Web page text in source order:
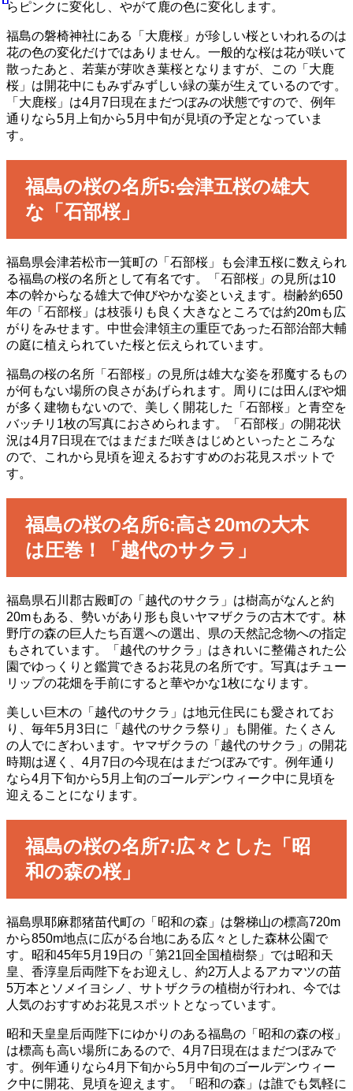
らピンクに変化し、やがて鹿の色に変化します。
福島の磐椅神社にある「大鹿桜」が珍しい桜といわれるのは
花の色の変化だけではありません。一般的な桜は花が咲いて
散ったあと、若葉が芽吹き葉桜となりますが、この「大鹿
桜」は開花中にもみずみずしい緑の葉が生えているのです。
「大鹿桜」は4月7日現在まだつぼみの状態ですので、例年
通りなら5月上旬から5月中旬が見頃の予定となっていま
す。
福島の桜の名所5:会津五桜の雄大
な「石部桜」
福島県会津若松市一箕町の「石部桜」も会津五桜に数えられ
る福島の桜の名所として有名です。「石部桜」の見所は10
本の幹からなる雄大で伸びやかな姿といえます。樹齢約650
年の「石部桜」は枝張りも良く大きなところでは約20mも広
がりをみせます。中世会津領主の重臣であった石部治部大輔
の庭に植えられていた桜と伝えられています。
福島の桜の名所「石部桜」の見所は雄大な姿を邪魔するもの
が何もない場所の良さがあげられます。周りには田んぼや畑
が多く建物もないので、美しく開花した「石部桜」と青空を
バッチリ1枚の写真におさめられます。「石部桜」の開花状
況は4月7日現在ではまだまだ咲きはじめといったところな
ので、これから見頃を迎えるおすすめのお花見スポットで
す。
福島の桜の名所6:高さ20mの大木
は圧巻！「越代のサクラ」
福島県石川郡古殿町の「越代のサクラ」は樹高がなんと約
20mもある、勢いがあり形も良いヤマザクラの古木です。林
野庁の森の巨人たち百選への選出、県の天然記念物への指定
もされています。「越代のサクラ」はきれいに整備された公
園でゆっくりと鑑賞できるお花見の名所です。写真はチュー
リップの花畑を手前にすると華やかな1枚になります。
美しい巨木の「越代のサクラ」は地元住民にも愛されてお
り、毎年5月3日に「越代のサクラ祭り」も開催。たくさん
の人でにぎわいます。ヤマザクラの「越代のサクラ」の開花
時期は遅く、4月7日の今現在はまだつぼみです。例年通り
なら4月下旬から5月上旬のゴールデンウィーク中に見頃を
迎えることになります。
福島の桜の名所7:広々とした「昭
和の森の桜」
福島県耶麻郡猪苗代町の「昭和の森」は磐梯山の標高720m
から850m地点に広がる台地にある広々とした森林公園で
す。昭和45年5月19日の「第21回全国植樹祭」では昭和天
皇、香淳皇后両陛下をお迎えし、約2万人よるアカマツの苗
5万本とソメイヨシノ、サトザクラの植樹が行われ、今では
人気のおすすめお花見スポットとなっています。
昭和天皇皇后両陛下にゆかりのある福島の「昭和の森の桜」
は標高も高い場所にあるので、4月7日現在はまだつぼみで
す。例年通りなら4月下旬から5月中旬のゴールデンウィー
ク中に開花、見頃を迎えます。「昭和の森」は誰でも気軽に